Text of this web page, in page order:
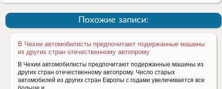
Похожие записи:
В Чехии автомобилисты предпочитают подержанные машины
из других стран отечественному автопрому
В Чехии автомобилисты предпочитают подержанные машины из
других стран отечественному автопрому. Число старых
автомобилей из других стран Европы с годами увеличивается все